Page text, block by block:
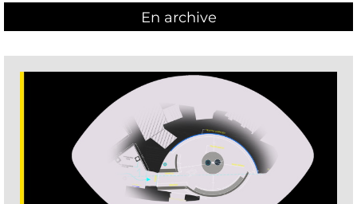
En archive